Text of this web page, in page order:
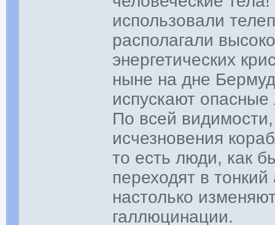
использовали
располагали
энергетических
ныне на дне
испускают опасные
По всей
исчезновения
то есть люди, как
переходят в
настолько
галлюцинации.